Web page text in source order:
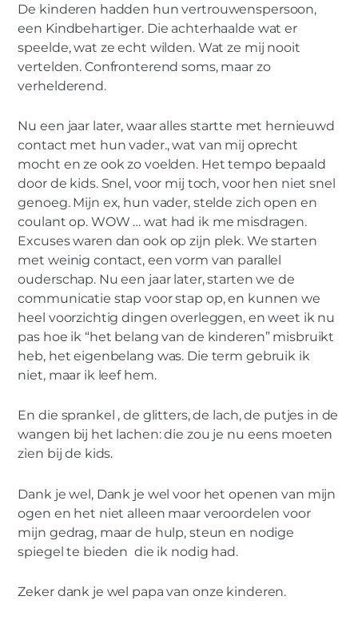
De kinderen hadden hun vertrouwenspersoon,
een Kindbehartiger. Die achterhaalde wat er
speelde, wat ze echt wilden. Wat ze mij nooit
vertelden. Confronterend soms, maar zo
verhelderend.
Nu een jaar later, waar alles startte met hernieuwd
contact met hun vader., wat van mij oprecht
mocht en ze ook zo voelden. Het tempo bepaald
door de kids. Snel, voor mij toch, voor hen niet snel
genoeg. Mijn ex, hun vader, stelde zich open en
coulant op. WOW … wat had ik me misdragen.
Excuses waren dan ook op zijn plek. We starten
met weinig contact, een vorm van parallel
ouderschap. Nu een jaar later, starten we de
communicatie stap voor stap op, en kunnen we
heel voorzichtig dingen overleggen, en weet ik nu
pas hoe ik “het belang van de kinderen” misbruikt
heb, het eigenbelang was. Die term gebruik ik
niet, maar ik leef hem.
En die sprankel , de glitters, de lach, de putjes in de
wangen bij het lachen: die zou je nu eens moeten
zien bij de kids.
Dank je wel, Dank je wel voor het openen van mijn
ogen en het niet alleen maar veroordelen voor
mijn gedrag, maar de hulp, steun en nodige
spiegel te bieden die ik nodig had.
Zeker dank je wel papa van onze kinderen.